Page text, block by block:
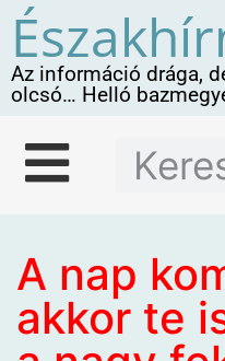
Az információ drága,
olcsó… Helló
A nap
akkor te